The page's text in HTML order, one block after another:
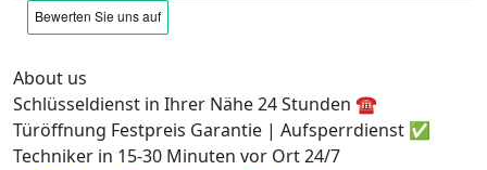
About us
Schlüsseldienst in Ihrer Nähe 24 Stunden ☎️
Türöffnung Festpreis Garantie | Aufsperrdienst ✅
Techniker in 15-30 Minuten vor Ort 24/7